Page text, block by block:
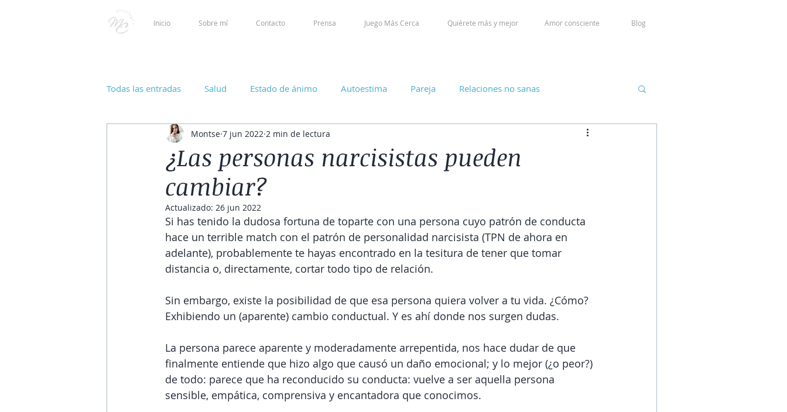
Inicio Sobre mí Contacto Prensa Juego Más Cerca Quiérete más y mejor Amor consciente Blog
Todas las entradas Salud Estado de ánimo Autoestima Pareja Relaciones no sanas
¿Las personas narcisistas pueden
cambiar?
Montse 7 jun 2022 2 min de lectura
Actualizado: 26 jun 2022
Si has tenido la dudosa fortuna de toparte con una persona cuyo patrón de conducta
hace un terrible match con el patrón de personalidad narcisista (TPN de ahora en
adelante), probablemente te hayas encontrado en la tesitura de tener que tomar
distancia o, directamente, cortar todo tipo de relación.
Sin embargo, existe la posibilidad de que esa persona quiera volver a tu vida. ¿Cómo?
Exhibiendo un (aparente) cambio conductual. Y es ahí donde nos surgen dudas.
La persona parece aparente y moderadamente arrepentida, nos hace dudar de que
finalmente entiende que hizo algo que causó un daño emocional; y lo mejor (¿o peor?)
de todo: parece que ha reconducido su conducta: vuelve a ser aquella persona
sensible, empática, comprensiva y encantadora que conocimos.